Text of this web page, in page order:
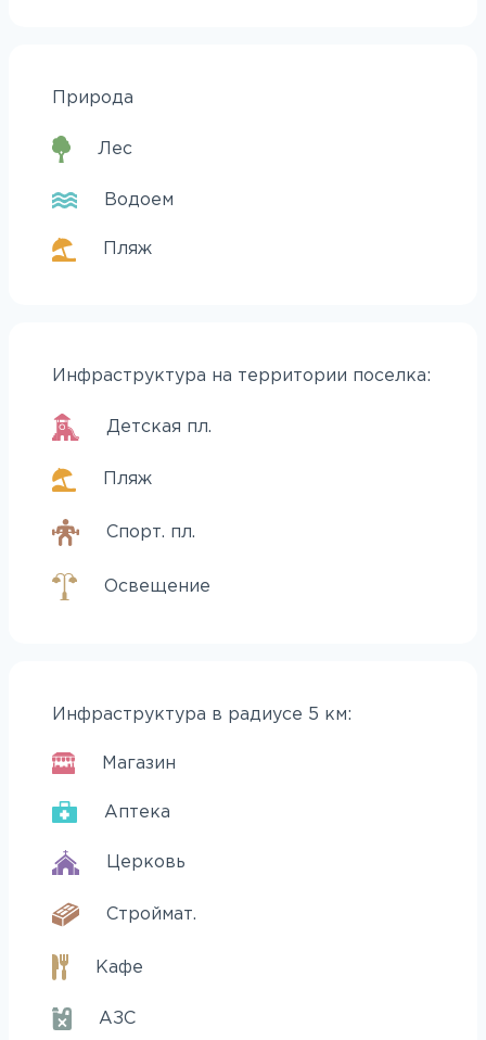
Природа
Лес
Водоем
Пляж
Инфраструктура на территории поселка:
Детская пл.
Пляж
Спорт. пл.
Освещение
Инфраструктура в радиусе 5 км:
Магазин
Аптека
Церковь
Строймат.
Кафе
АЗС